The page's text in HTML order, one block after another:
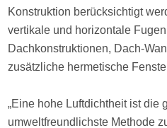
Konstruktion berücksichtigt
vertikale und horizontale
Dachkonstruktionen, Dach-
zusätzliche hermetische
„Eine hohe Luftdichtheit ist die
umweltfreundlichste Methode